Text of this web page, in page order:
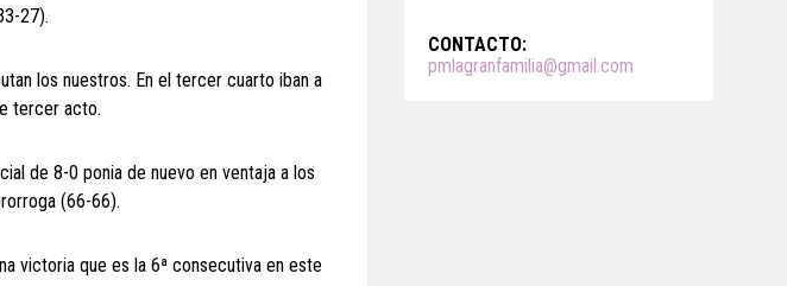
27).
los nuestros. En el tercer cuarto iban a
tercer acto.
de 8-0 ponia de nuevo en ventaja a los
(66-66).
victoria que es la 6ª consecutiva en este
CONTACTO:
pmlagranfamilia@gmail.com